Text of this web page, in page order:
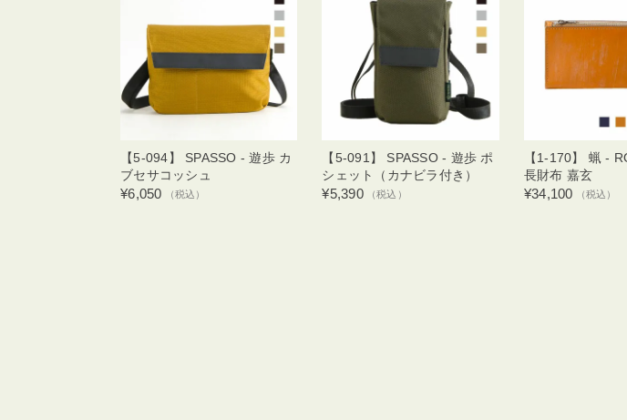
【5-094】 SPASSO - 遊歩 カ
ブセサコッシュ
¥6,050 （税込）
【5-091】 SPASSO - 遊歩 ポ
シェット（カナビラ付き）
¥5,390 （税込）
【1-170】 蝋 -
長財布 嘉玄
¥34,100 （税込）